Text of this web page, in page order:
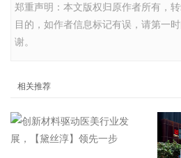
郑重声明：本文版权归原作者所有，
目的，如作者信息标记有误，请第一
谢。
相关推荐